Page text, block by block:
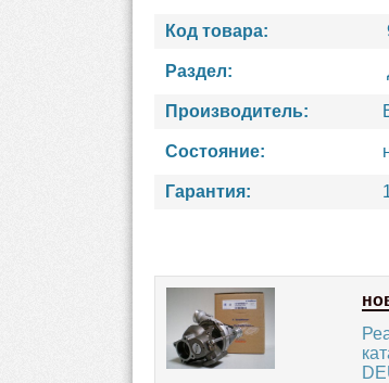
Код товара:
Раздел:
Производитель:
Состояние:
Гарантия: